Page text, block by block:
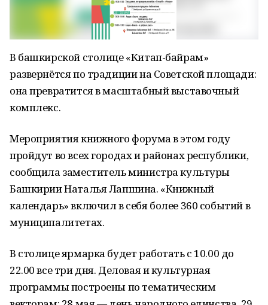
В башкирской столице «Китап-байрам»
развернётся по традиции на Советской площади:
она превратится в масштабный выставочный
комплекс.
Мероприятия книжного форума в этом году
пройдут во всех городах и районах республики,
сообщила заместитель министра культуры
Башкирии Наталья Лапшина. «Книжный
календарь» включил в себя более 360 событий в
муниципалитетах.
В столице ярмарка будет работать с 10.00 до
22.00 все три дня. Деловая и культурная
программы построены по тематическим